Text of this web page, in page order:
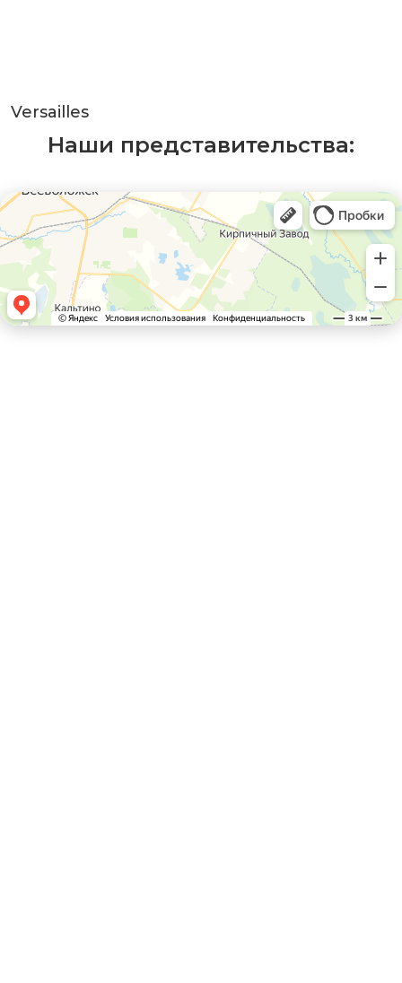
Versailles
Наши представительства: